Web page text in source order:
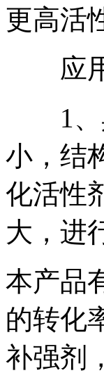
更高活
应用
1、具
小，结
化活性
大，进
本产品
的转化
补强剂